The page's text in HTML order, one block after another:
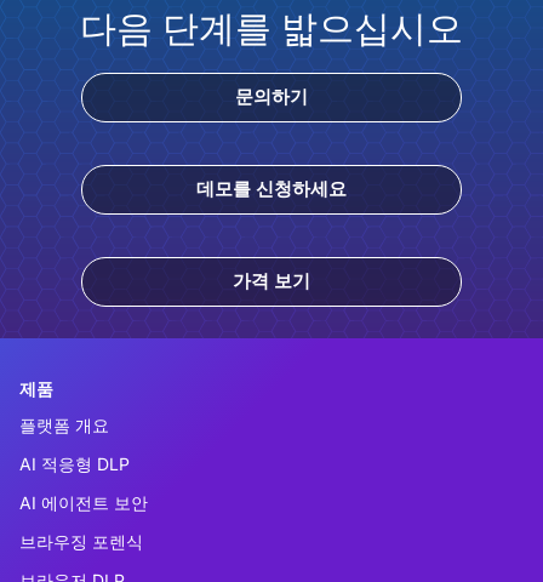
다음 단계를 밟으십시오
문의하기
데모를 신청하세요
가격 보기
제품
플랫폼 개요
AI 적응형 DLP
AI 에이전트 보안
브라우징 포렌식